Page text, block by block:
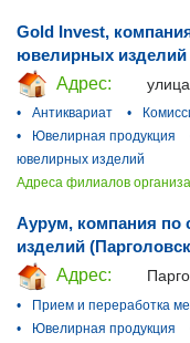
Gold Invest,
ювелирных
Адрес:
•
Антиквариат •
•
Ювелирная продукция
ювелирных изделий
Адреса филиалов
Аурум, компания по
изделий
Адрес:
•
Прием и переработка
•
Ювелирная продукция